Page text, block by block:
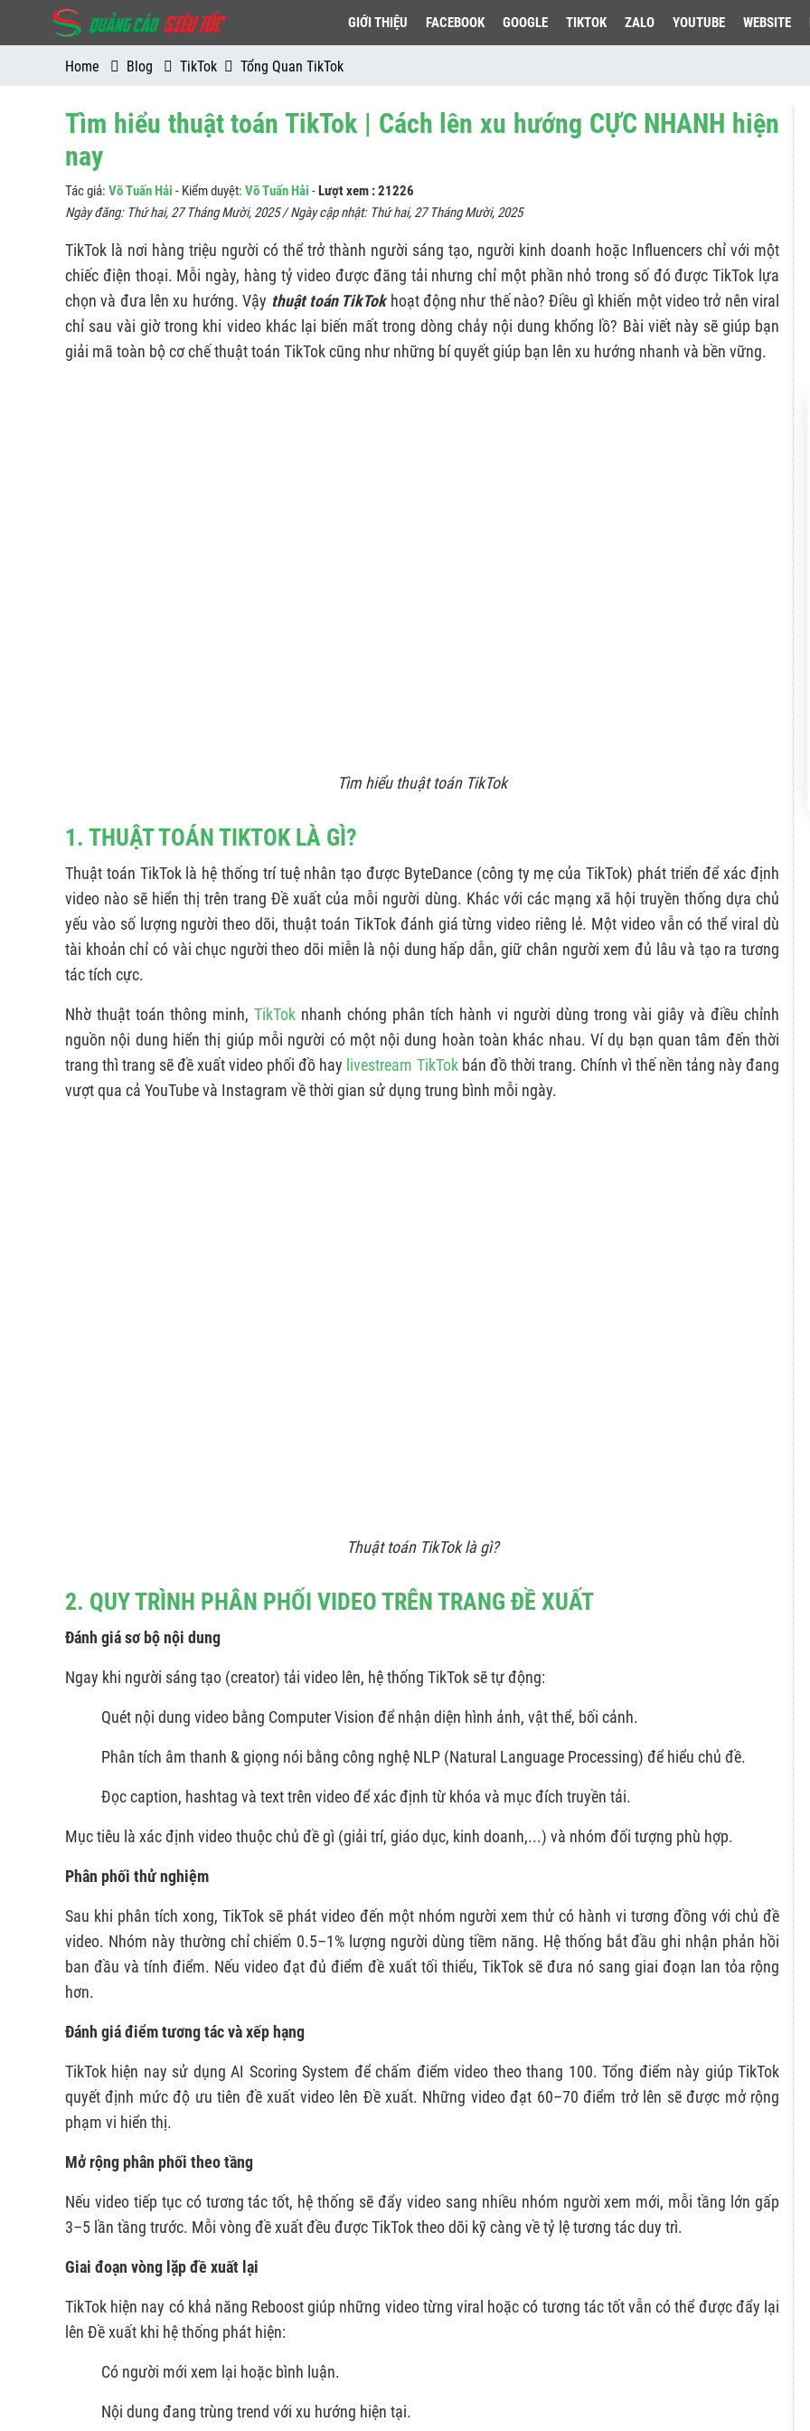
GIỚI THIỆU FACEBOOK GOOGLE TIKTOK ZALO YOUTUBE WEBSITE
Home Blog TikTok Tổng Quan TikTok
Tìm hiểu thuật toán TikTok | Cách lên xu hướng CỰC NHANH hiện
nay
Tác giả: Võ Tuấn Hải - Kiểm duyệt: Võ Tuấn Hải -Lượt xem : 21226
Ngày đăng: Thứ hai, 27 Tháng Mười, 2025/ Ngày cập nhật: Thứ hai, 27 Tháng Mười, 2025
TikTok là nơi hàng triệu người có thể trở thành người sáng tạo, người kinh doanh hoặc Influencers chỉ với một
chiếc điện thoại. Mỗi ngày, hàng tỷ video được đăng tải nhưng chỉ một phần nhỏ trong số đó được TikTok lựa
chọn và đưa lên xu hướng. Vậy thuật toán TikTokhoạt động như thế nào? Điều gì khiến một video trở nên viral
chỉ sau vài giờ trong khi video khác lại biến mất trong dòng chảy nội dung khổng lồ? Bài viết này sẽ giúp bạn
giải mã toàn bộ cơ chế thuật toán TikTok cũng như những bí quyết giúp bạn lên xu hướng nhanh và bền vững.
Tìm hiểu thuật toán TikTok
1. THUẬT TOÁN TIKTOK LÀ GÌ?
Thuật toán TikTok là hệ thống trí tuệ nhân tạo được ByteDance (công ty mẹ của TikTok) phát triển để xác định
video nào sẽ hiển thị trên trang Đề xuất của mỗi người dùng. Khác với các mạng xã hội truyền thống dựa chủ
yếu vào số lượng người theo dõi, thuật toán TikTok đánh giá từng video riêng lẻ. Một video vẫn có thể viral dù
tài khoản chỉ có vài chục người theo dõi miễn là nội dung hấp dẫn, giữ chân người xem đủ lâu và tạo ra tương
tác tích cực.
Nhờ thuật toán thông minh, TikTok nhanh chóng phân tích hành vi người dùng trong vài giây và điều chỉnh
nguồn nội dung hiển thị giúp mỗi người có một nội dung hoàn toàn khác nhau. Ví dụ bạn quan tâm đến thời
trang thì trang sẽ đề xuất video phối đồ hay livestream TikTokbán đồ thời trang. Chính vì thế nền tảng này đang
vượt qua cả YouTube và Instagram về thời gian sử dụng trung bình mỗi ngày.
Thuật toán TikTok là gì?
2. QUY TRÌNH PHÂN PHỐI VIDEO TRÊN TRANG ĐỀ XUẤT
Đánh giá sơ bộ nội dung
Ngay khi người sáng tạo (creator) tải video lên, hệ thống TikTok sẽ tự động:
Quét nội dung video bằng Computer Vision để nhận diện hình ảnh, vật thể, bối cảnh.
Phân tích âm thanh & giọng nói bằng công nghệ NLP (Natural Language Processing) để hiểu chủ đề.
Đọc caption, hashtag và text trên video để xác định từ khóa và mục đích truyền tải.
Mục tiêu là xác định video thuộc chủ đề gì (giải trí, giáo dục, kinh doanh,...) và nhóm đối tượng phù hợp.
Phân phối thử nghiệm
Sau khi phân tích xong, TikTok sẽ phát video đến một nhóm người xem thử có hành vi tương đồng với chủ đề
video. Nhóm này thường chỉ chiếm 0.5–1% lượng người dùng tiềm năng. Hệ thống bắt đầu ghi nhận phản hồi
ban đầu và tính điểm. Nếu video đạt đủ điểm đề xuất tối thiểu, TikTok sẽ đưa nó sang giai đoạn lan tỏa rộng
hơn.
Đánh giá điểm tương tác và xếp hạng
TikTok hiện nay sử dụng AI Scoring System để chấm điểm video theo thang 100. Tổng điểm này giúp TikTok
quyết định mức độ ưu tiên đề xuất video lên Đề xuất. Những video đạt 60–70 điểm trở lên sẽ được mở rộng
phạm vi hiển thị.
Mở rộng phân phối theo tầng
Nếu video tiếp tục có tương tác tốt, hệ thống sẽ đẩy video sang nhiều nhóm người xem mới, mỗi tầng lớn gấp
3–5 lần tầng trước. Mỗi vòng đề xuất đều được TikTok theo dõi kỹ càng về tỷ lệ tương tác duy trì.
Giai đoạn vòng lặp đề xuất lại
TikTok hiện nay có khả năng Reboost giúp những video từng viral hoặc có tương tác tốt vẫn có thể được đẩy lại
lên Đề xuất khi hệ thống phát hiện:
Có người mới xem lại hoặc bình luận.
Nội dung đang trùng trend với xu hướng hiện tại.